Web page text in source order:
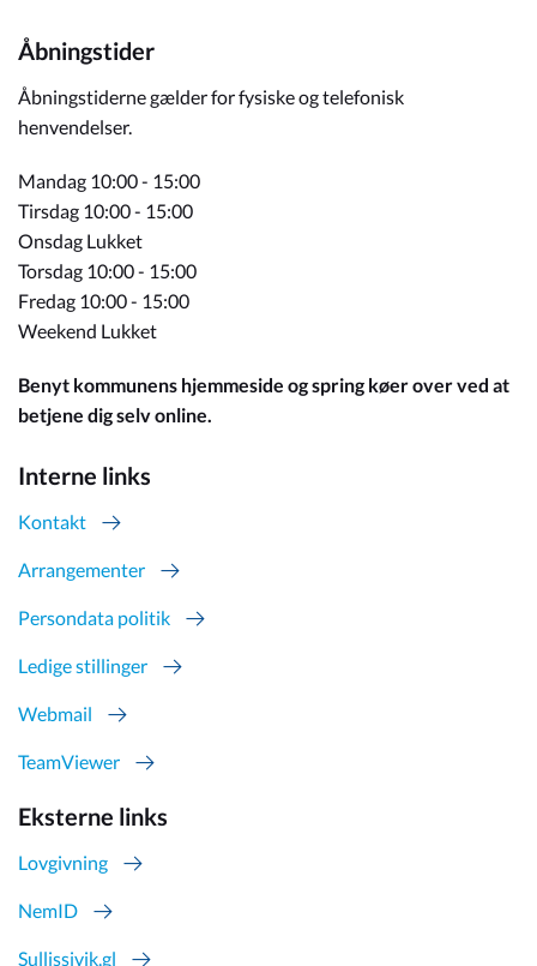
Åbningstider
Åbningstiderne gælder for fysiske og telefonisk
henvendelser.
Mandag 10:00 - 15:00
Tirsdag 10:00 - 15:00
Onsdag Lukket
Torsdag 10:00 - 15:00
Fredag 10:00 - 15:00
Weekend Lukket
Benyt kommunens hjemmeside og spring køer over ved at
betjene dig selv online.
Interne links
Kontakt
Arrangementer
Persondata politik
Ledige stillinger
Webmail
TeamViewer
Eksterne links
Lovgivning
NemID
Sullissivik.gl